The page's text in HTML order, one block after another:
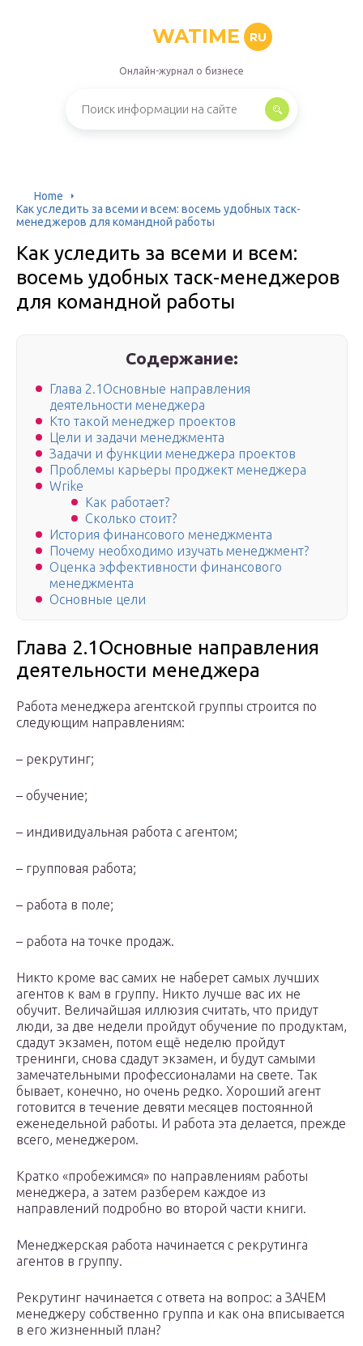
WATIME RU
Онлайн-журнал о бизнесе
Home
Как уследить за всеми и всем: восемь удобных таск-
менеджеров для командной работы
Как уследить за всеми и всем:
восемь удобных таск-менеджеров
для командной работы
Содержание:
Глава 2.1Основные направления
деятельности менеджера
Кто такой менеджер проектов
Цели и задачи менеджмента
Задачи и функции менеджера проектов
Проблемы карьеры проджект менеджера
Wrike
Как работает?
Сколько стоит?
История финансового менеджмента
Почему необходимо изучать менеджмент?
Оценка эффективности финансового
менеджмента
Основные цели
Глава 2.1Основные направления
деятельности менеджера
Работа менеджера агентской группы строится по
следующим направлениям:
– рекрутинг;
– обучение;
– индивидуальная работа с агентом;
– групповая работа;
– работа в поле;
– работа на точке продаж.
Никто кроме вас самих не наберет самых лучших
агентов к вам в группу. Никто лучше вас их не
обучит. Величайшая иллюзия считать, что придут
люди, за две недели пройдут обучение по продуктам,
сдадут экзамен, потом ещё неделю пройдут
тренинги, снова сдадут экзамен, и будут самыми
замечательными профессионалами на свете. Так
бывает, конечно, но очень редко. Хороший агент
готовится в течение девяти месяцев постоянной
еженедельной работы. И работа эта делается, прежде
всего, менеджером.
Кратко «пробежимся» по направлениям работы
менеджера, а затем разберем каждое из
направлений подробно во второй части книги.
Менеджерская работа начинается с рекрутинга
агентов в группу.
Рекрутинг начинается с ответа на вопрос: а ЗАЧЕМ
менеджеру собственно группа и как она вписывается
в его жизненный план?